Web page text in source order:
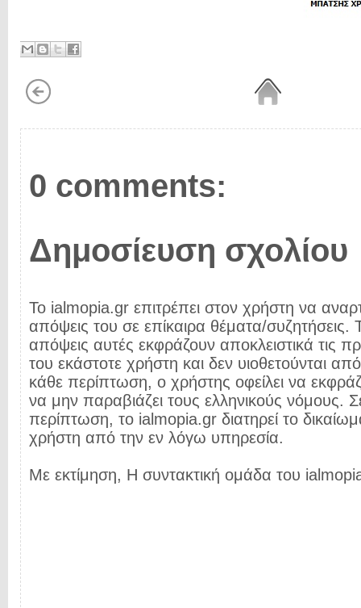
0 comments:
Δημοσίευση σχολίου
Το ialmopia.gr επιτρέπει στον χρήστη να
απόψεις του σε επίκαιρα θέματα/συζητήσεις.
απόψεις αυτές εκφράζουν αποκλειστικά τις
του εκάστοτε χρήστη και δεν υιοθετούνται
κάθε περίπτωση, ο χρήστης οφείλει να
να μην παραβιάζει τους ελληνικούς νόμους.
περίπτωση, το ialmopia.gr διατηρεί το
χρήστη από την εν λόγω υπηρεσία.
Με εκτίμηση, Η συντακτική ομάδα του